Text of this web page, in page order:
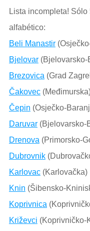
Lista incompleta!
alfabético:
Beli Manastir
Bjelovar(Bjelovarsko-
Brezovica (Grad
Čakovec
Čepin (Osječko-
Daruvar(Bjelovarsko-
Drenova (Primorsko-
Dubrovnik
Karlovac(Karlovačka)
Knin (Šibensko-
Koprivnica
Križevci (Koprivničko-